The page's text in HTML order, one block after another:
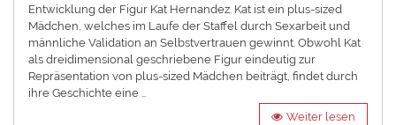
Entwicklung der Figur Kat Hernandez. Kat ist ein plus-sized
Mädchen, welches im Laufe der Staffel durch Sexarbeit und
männliche Validation an Selbstvertrauen gewinnt. Obwohl Kat
als dreidimensional geschriebene Figur eindeutig zur
Repräsentation von plus-sized Mädchen beiträgt, findet durch
ihre Geschichte eine …
Weiter lesen